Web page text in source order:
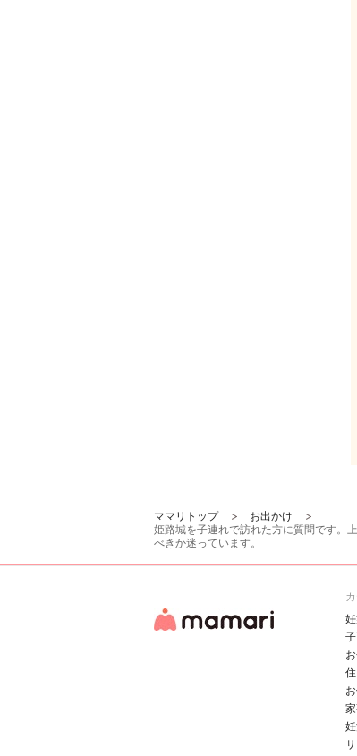
ママリトップ
お出かけ
姫路城を子連れで訪れた方に質問です。
べきか迷っています。